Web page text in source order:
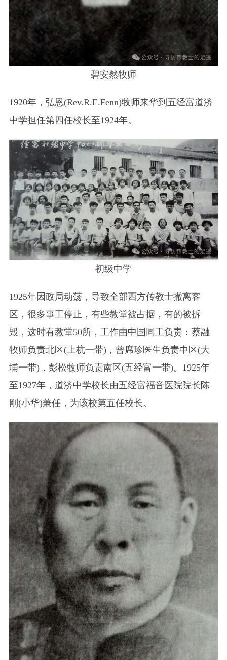
碧安然牧师
1920年，弘恩(Rev.R.E.Fenn)牧师来华到五经富道济
中学担任第四任校长至1924年。
初级中学
1925年因政局动荡，导致全部西方传教士撤离客
区，很多事工停止，有些教堂被占据，有的被拆
毁，这时有教堂50所，工作由中国同工负责：蔡融
牧师负责北区(上杭一带)，曾席珍医生负责中区(大
埔一带)，彭松牧师负责南区(五经富一带)。1925年
至1927年，道济中学校长由五经富福音医院院长陈
刚(小华)兼任，为该校第五任校长。